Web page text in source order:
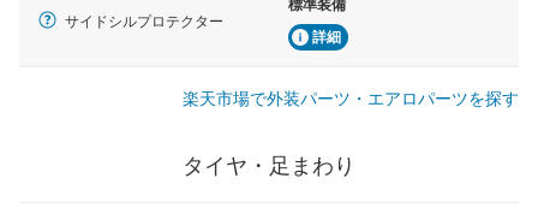
サイドシルプロテクター
標準装備
詳細
楽天市場で外装パーツ・エアロパーツを探す
タイヤ・足まわり